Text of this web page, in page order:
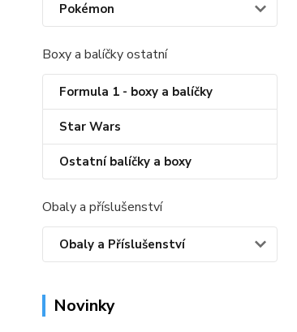
Pokémon
Boxy a balíčky ostatní
Formula 1 - boxy a balíčky
Star Wars
Ostatní balíčky a boxy
Obaly a příslušenství
Obaly a Příslušenství
Novinky